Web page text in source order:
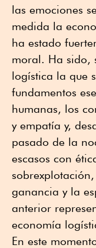
las emociones
medida la
ha estado
moral. Ha sido,
logística la que
fundamentos
humanas, los
y empatía y,
pasado de la
escasos con
ganancia y la
anterior
economía
En este